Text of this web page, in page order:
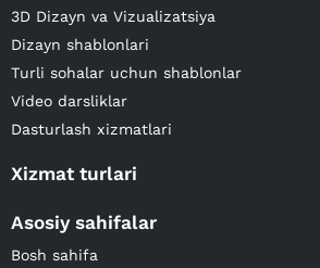
3D Dizayn va Vizualizatsiya
Dizayn shablonlari
Turli sohalar uchun shablonlar
Video darsliklar
Dasturlash xizmatlari
Xizmat turlari
Asosiy sahifalar
Bosh sahifa